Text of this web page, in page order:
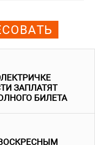
ЗАПЛАТЯТ
БИЛЕТА